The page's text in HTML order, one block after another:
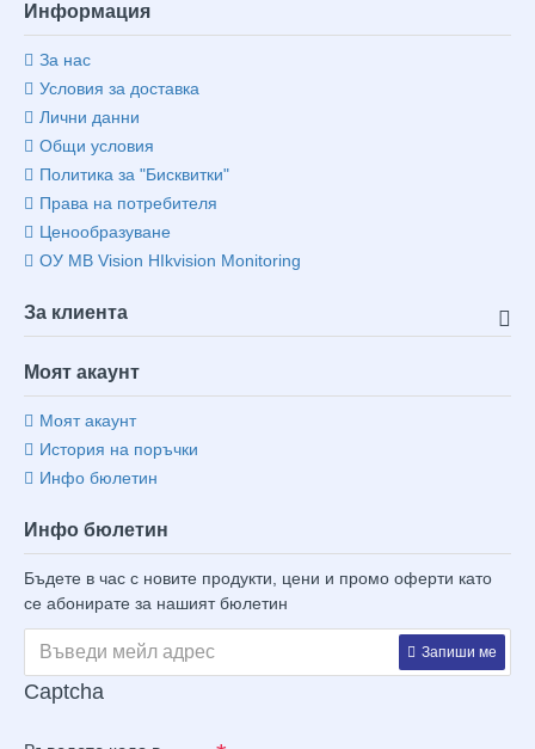
Информация
За нас
Условия за доставка
Лични данни
Общи условия
Политика за "Бисквитки"
Права на потребителя
Ценообразуване
ОУ MB Vision HIkvision Monitoring
За клиента
Моят акаунт
Моят акаунт
История на поръчки
Инфо бюлетин
Инфо бюлетин
Бъдете в час с новите продукти, цени и промо оферти като
се абонирате за нашият бюлетин
Запиши ме
Captcha